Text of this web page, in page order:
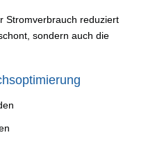
Stromverbrauch reduziert
sondern auch die